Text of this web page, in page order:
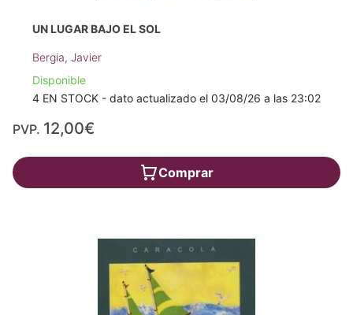
UN LUGAR BAJO EL SOL
Bergia, Javier
Disponible
4 EN STOCK - dato actualizado el 03/08/26 a las 23:02
PVP. 12,00€
Comprar